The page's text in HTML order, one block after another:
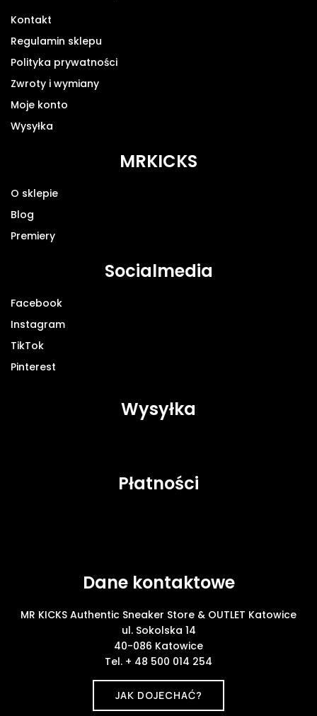
Kontakt
Regulamin sklepu
Polityka prywatności
Zwroty i wymiany
Moje konto
Wysyłka
MRKICKS
O sklepie
Blog
Premiery
Socialmedia
Facebook
Instagram
TikTok
Pinterest
Wysyłka
Płatności
Dane kontaktowe
MR KICKS Authentic Sneaker Store & OUTLET Katowice
ul. Sokolska 14
40-086 Katowice
Tel. + 48 500 014 254
JAK DOJECHAĆ?